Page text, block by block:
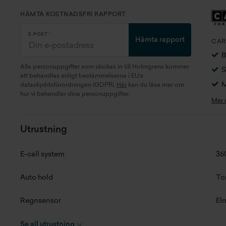
6056 mil
Kaross
Motor
1.5 T-GDI + 16.6 kWh
15E4E (190 kW)
Växellåda
Antal växlar
Drivaxel
Drivmedel
Tankvolym
HÄMTA KOSTNADSFRI RAPPORT
E-POST
Hämta rapport
Alla personuppgifter som skickas in till Holmgrens kommer
att behandlas enligt bestämmelserna i EU:s
dataskyddsförordningen (GDPR). Här kan du läsa mer om
hur vi behandlar dina personuppgifter.
Mer
Utrustning
E-call system
Auto hold
Regnsensor
Adaptive cruise control (acc)